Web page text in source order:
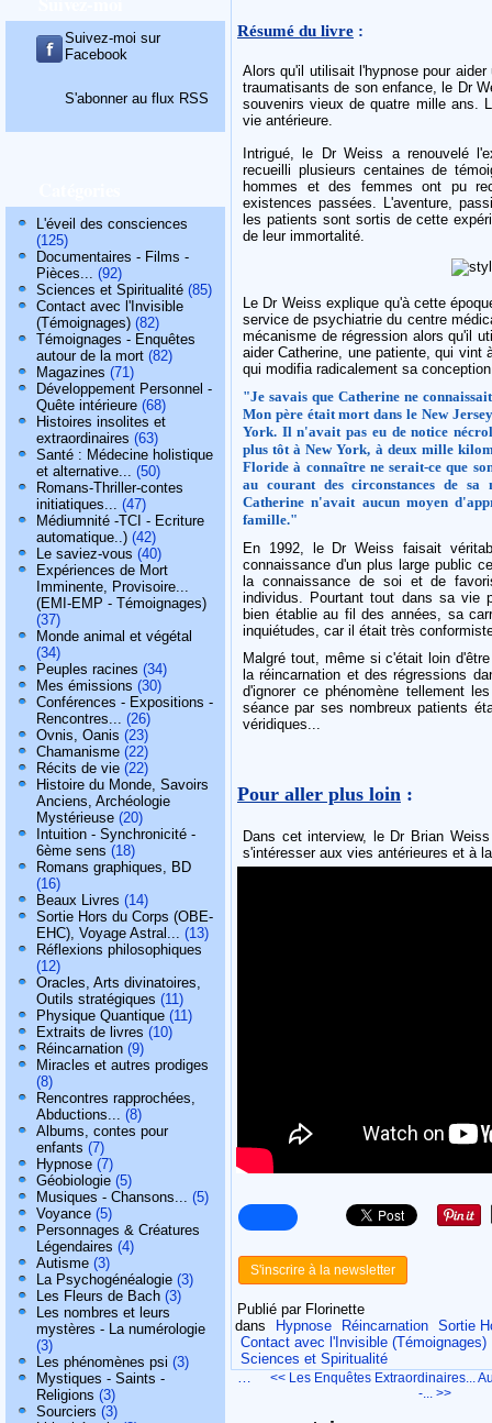
Suivez-moi sur
Facebook
S'abonner au flux RSS
L'éveil des consciences
(125)
Documentaires - Films -
Pièces... (92)
Sciences et Spiritualité (85)
Contact avec l'Invisible
(Témoignages) (82)
Témoignages - Enquêtes
autour de la mort (82)
Magazines (71)
Développement Personnel -
Quête intérieure (68)
Histoires insolites et
extraordinaires (63)
Santé : Médecine holistique
et alternative... (50)
Romans-Thriller-contes
initiatiques... (47)
Médiumnité -TCI - Ecriture
automatique..) (42)
Le saviez-vous (40)
Expériences de Mort
Imminente, Provisoire...
(EMI-EMP - Témoignages)
(37)
Monde animal et végétal
(34)
Peuples racines (34)
Mes émissions (30)
Conférences - Expositions -
Rencontres... (26)
Ovnis, Oanis (23)
Chamanisme (22)
Récits de vie (22)
Histoire du Monde, Savoirs
Anciens, Archéologie
Mystérieuse (20)
Intuition - Synchronicité -
6ème sens (18)
Romans graphiques, BD
(16)
Beaux Livres (14)
Sortie Hors du Corps (OBE-
EHC), Voyage Astral... (13)
Réflexions philosophiques
(12)
Oracles, Arts divinatoires,
Outils stratégiques (11)
Physique Quantique (11)
Extraits de livres (10)
Réincarnation (9)
Miracles et autres prodiges
(8)
Rencontres rapprochées,
Abductions... (8)
Albums, contes pour
enfants (7)
Hypnose (7)
Géobiologie (5)
Musiques - Chansons... (5)
Voyance (5)
Personnages & Créatures
Légendaires (4)
Autisme (3)
La Psychogénéalogie (3)
Les Fleurs de Bach (3)
Les nombres et leurs
mystères - La numérologie
(3)
Les phénomènes psi (3)
Mystiques - Saints -
Religions (3)
Sourciers (3)
Résumé du livre :
Alors qu'il utilisait l'hypnose pour
traumatisants de son enfance, le Dr
souvenirs vieux de quatre mille ans.
vie antérieure.
Intrigué, le Dr Weiss a renouvelé
recueilli plusieurs centaines de
hommes et des femmes ont pu
existences passées. L'aventure,
les patients sont sortis de cette
de leur immortalité.
Le Dr Weiss explique qu'à cette
service de psychiatrie du centre
mécanisme de régression alors qu'il
aider Catherine, une patiente, qui vint
qui modifia radicalement sa
"Je savais que Catherine ne
Mon père était mort dans le New
York. Il n'avait pas eu de notice
plus tôt à New York, à deux mille
Floride à connaître ne serait-ce que
au courant des circonstances de
Catherine n'avait aucun moyen
famille."
En 1992, le Dr Weiss faisait
connaissance d'un plus large public
la connaissance de soi et de
individus. Pourtant tout dans sa vie
bien établie au fil des années, sa
inquiétudes, car il était très
Malgré tout, même si c'était loin
la réincarnation et des régressions
d'ignorer ce phénomène tellement
séance par ses nombreux patients
véridiques...
Pour aller plus loin :
Dans cet interview, le Dr Brian
s'intéresser aux vies antérieures et à
S'inscrire à la newsletter
Publié par Florinette
dans
Hypnose Réincarnation Sortie
Contact avec l'Invisible (Témoignages)
Sciences et Spiritualité
…
<< Les Enquêtes Extraordinaires...
-... >>